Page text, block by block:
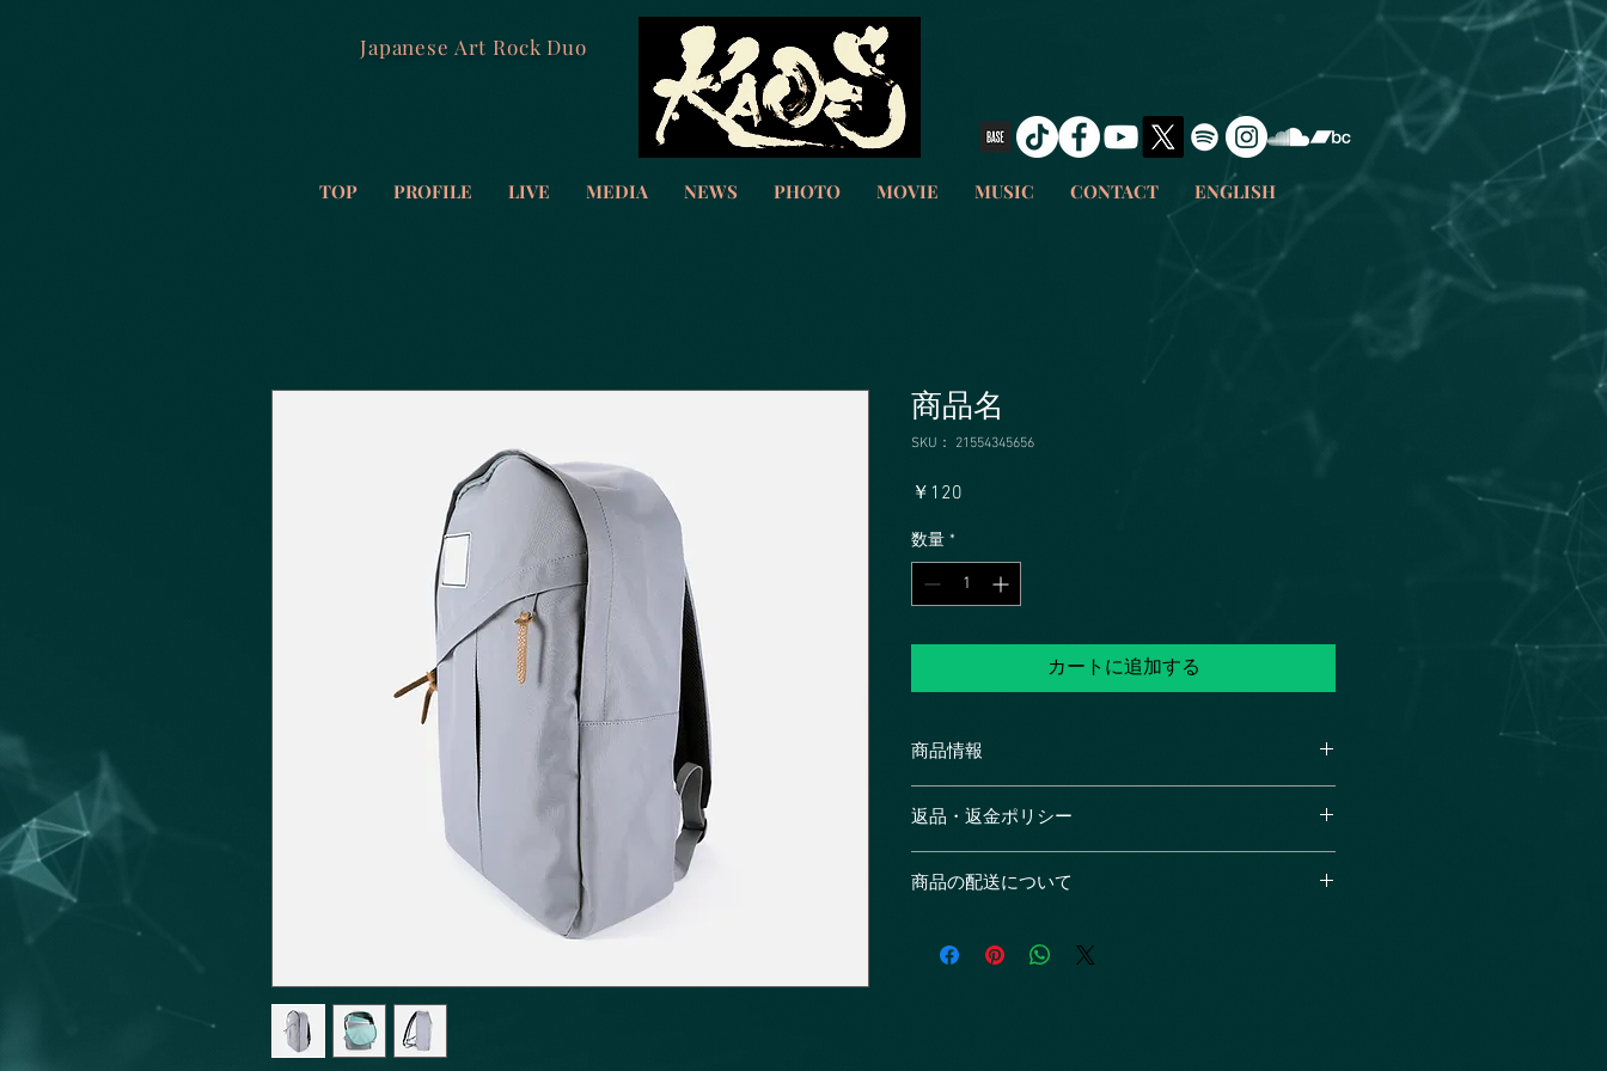
Japanese Art Rock Duo
TOP PROFILE LIVE MEDIA NEWS PHOTO MOVIE MUSIC CONTACT ENGLISH
商品名
SKU： 21554345656
￥120
数量 *
カートに追加する
商品情報
明に加え、商品の特徴やおすすめのポイントなどを説明
しましょう。
返品・返金ポリシー
だけなかった場合の返品・返金ポリシーと手順を説明し
商品の配送について
する情報を入力してください。配送情報を明確にするこ